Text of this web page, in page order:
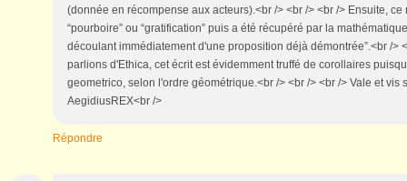
(donnée en récompense aux acteurs).<br /> <br /> <br /> Ensuite, ce
“pourboire” ou “gratification” puis a été récupéré par la
découlant immédiatement d'une proposition déjà démontrée”.<br />
parlions d'Ethica, cet écrit est évidemment truffé de corollaires
geometrico, selon l'ordre géométrique.<br /> <br /> <br /> Vale et vis
AegidiusREX<br />
Répondre